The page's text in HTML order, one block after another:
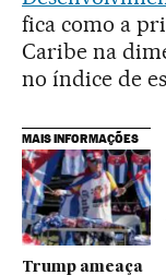
fica como a
Caribe na
no índice de
MAIS INFORMAÇÕES
Trump ameaça